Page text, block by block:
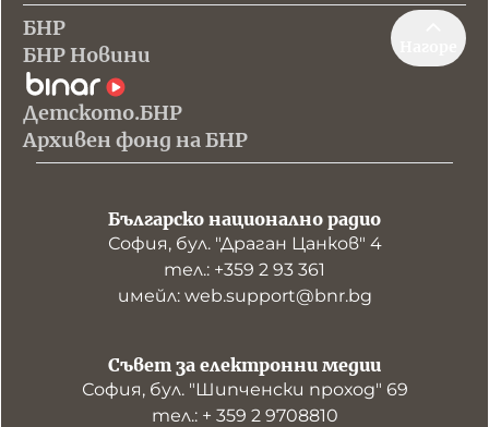
БНР
БНР Новини
Детското.БНР
Архивен фонд на БНР
Българско национално радио
София, бул. "Драган Цанков" 4
тел.: +359 2 93 361
имейл: web.support@bnr.bg
Съвет за електронни медии
София, бул. "Шипченски проход" 69
тел.: + 359 2 9708810